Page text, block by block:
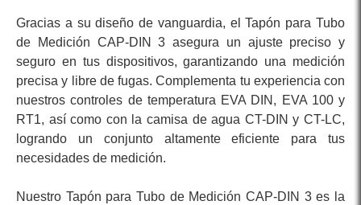
Gracias a su diseño de vanguardia, el Tapón para Tubo
de Medición CAP-DIN 3 asegura un ajuste preciso y
seguro en tus dispositivos, garantizando una medición
precisa y libre de fugas. Complementa tu experiencia con
nuestros controles de temperatura EVA DIN, EVA 100 y
RT1, así como con la camisa de agua CT-DIN y CT-LC,
logrando un conjunto altamente eficiente para tus
necesidades de medición.
Nuestro Tapón para Tubo de Medición CAP-DIN 3 es la